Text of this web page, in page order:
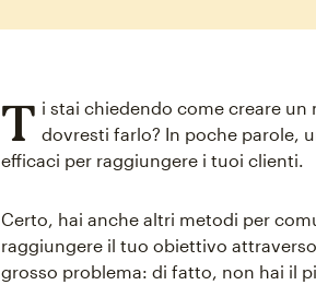
T i stai chiedendo come creare
dovresti farlo? In poche parole,
efficaci per raggiungere i tuoi clienti.
Certo, hai anche altri metodi per
raggiungere il tuo obiettivo
grosso problema: di fatto, non hai il